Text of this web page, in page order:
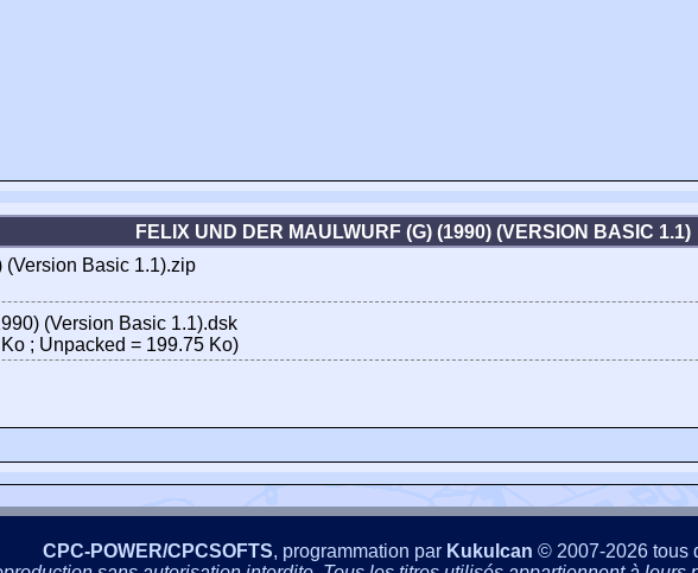
FELIX UND DER MAULWURF (G) (1990) (VERSION BASIC
(Version Basic 1.1).zip
(Version Basic 1.1).dsk
; Unpacked = 199.75 Ko)
CPC-POWER/CPCSOFTS, programmation par Kukulcan © 2007-2026 tous